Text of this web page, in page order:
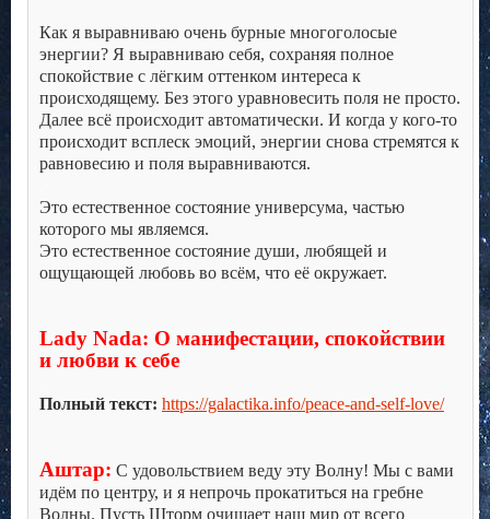
Как я выравниваю очень бурные многоголосые
энергии? Я выравниваю себя, сохраняя полное
спокойствие с лёгким оттенком интереса к
происходящему. Без этого уравновесить поля не просто.
Далее всё происходит автоматически. И когда у кого-то
происходит всплеск эмоций, энергии снова стремятся к
равновесию и поля выравниваются.
Это естественное состояние универсума, частью
которого мы являемся.
Это естественное состояние души, любящей и
ощущающей любовь во всём, что её окружает.
Lady Nada: О манифестации, спокойствии
и любви к себе
Полный текст: https://galactika.info/peace-and-self-love/
Аштар: С удовольствием веду эту Волну! Мы с вами
идём по центру, и я непрочь прокатиться на гребне
Волны. Пусть Шторм очищает наш мир от всего